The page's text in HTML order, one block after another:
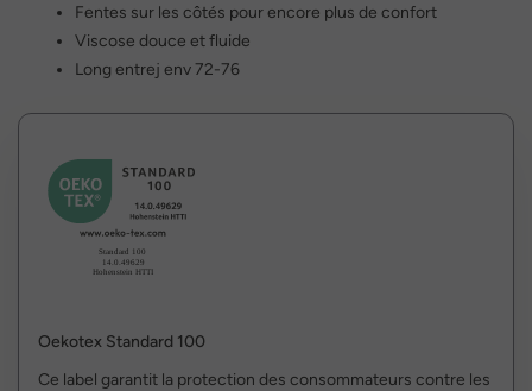
Fentes sur les côtés pour encore plus de confort
Viscose douce et fluide
Long entrej env 72-76
Oekotex Standard 100
Ce label garantit la protection des consommateurs contre les